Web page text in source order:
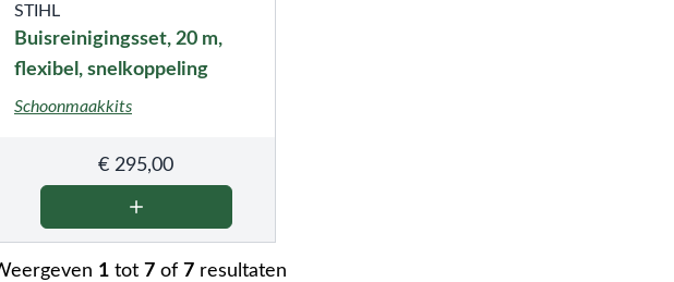
STIHL
Buisreinigingsset, 20 m,
flexibel, snelkoppeling
Schoonmaakkits
€ 295,00
1 tot 7 of 7 resultaten